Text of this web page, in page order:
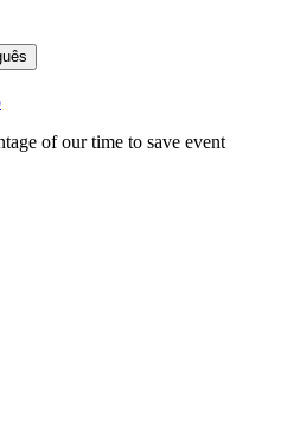
of our time to save event